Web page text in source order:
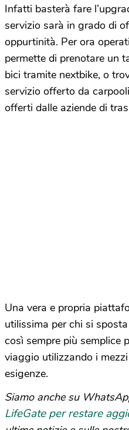
Infatti basterà fare
servizio sarà in grado di
oppurtinità. Per ora
permette di prenotare un
bici tramite nextbike, o
servizio offerto da
offerti dalle aziende di
Una vera e propria
utilissima per chi si
così sempre più semplice
viaggio utilizzando i
esigenze.
Siamo anche su
LifeGate per restare